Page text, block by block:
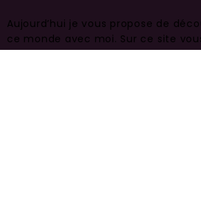
Aujourd’hui je vous propose de
ce monde avec moi. Sur ce site
trouverez des centaines de